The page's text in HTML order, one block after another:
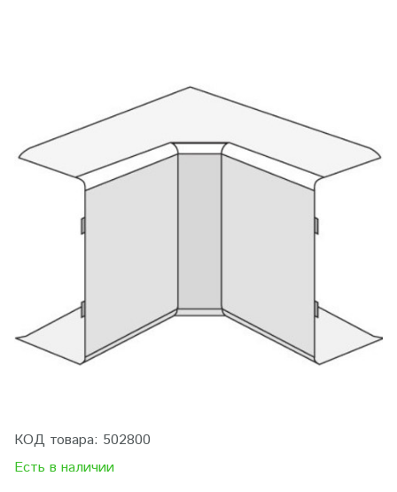
КОД товара: 502800
Есть в наличии